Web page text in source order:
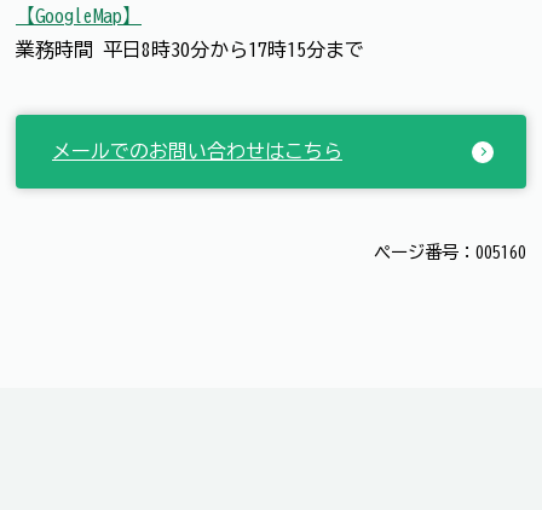
【GoogleMap】
業務時間 平日8時30分から17時15分まで
メールでのお問い合わせはこちら
ページ番号：005160